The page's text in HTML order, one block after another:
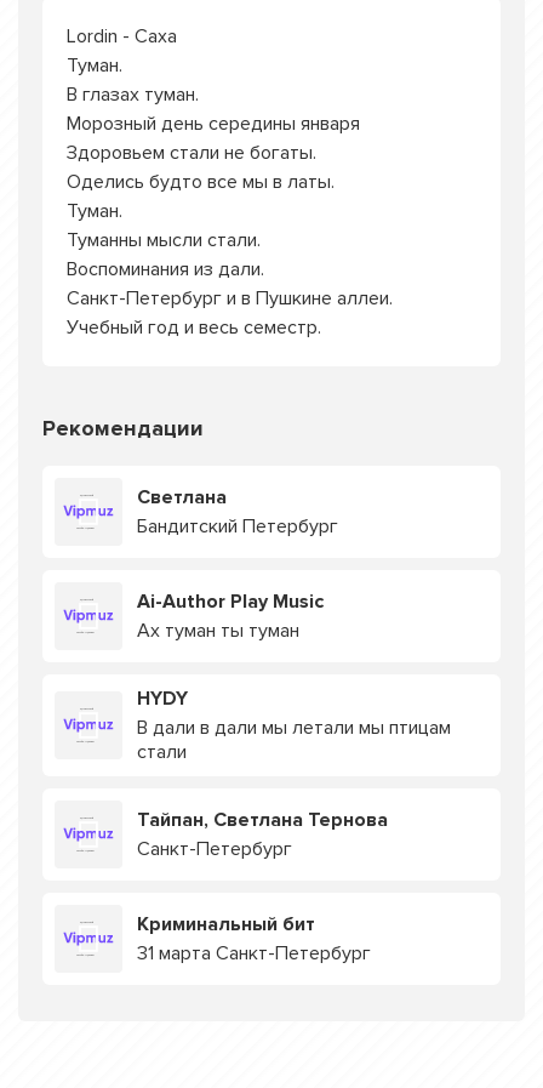
Lordin - Саха
Туман.
В глазах туман.
Морозный день середины января
Здоровьем стали не богаты.
Оделись будто все мы в латы.
Туман.
Туманны мысли стали.
Воспоминания из дали.
Санкт-Петербург и в Пушкине аллеи.
Учебный год и весь семестр.
Рекомендации
Светлана
Бандитский Петербург
Ai-Author Play Music
Ах туман ты туман
HYDY
В дали в дали мы летали мы птицам
стали
Тайпан, Светлана Тернова
Санкт-Петербург
Криминальный бит
31 марта Санкт-Петербург